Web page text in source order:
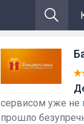
сервисом уже не
прошло